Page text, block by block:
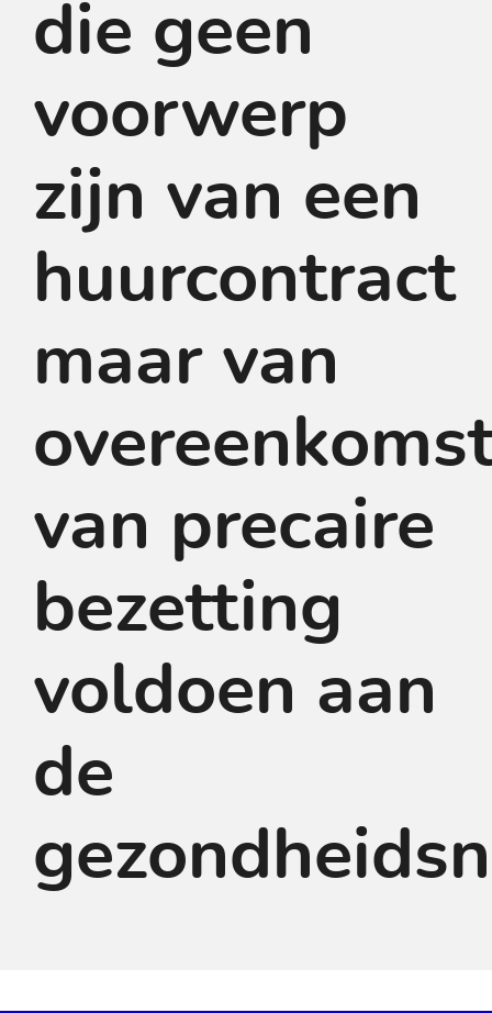
die geen
voorwerp
zijn van een
huurcontract
maar van
van precaire
bezetting
voldoen aan
de